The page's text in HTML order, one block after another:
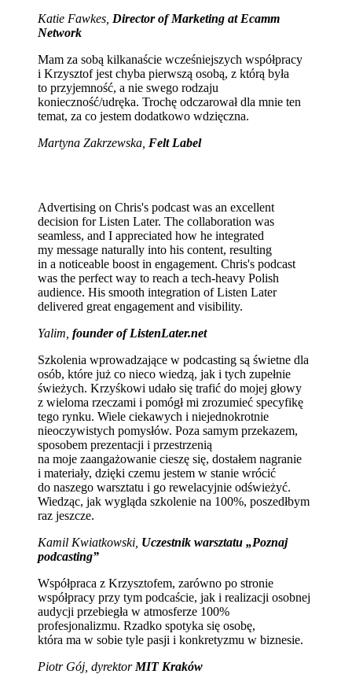
Katie Fawkes, Director of Marketing at Ecamm
Network
Mam za sobą kilkanaście wcześniejszych współpracy
i Krzysztof jest chyba pierwszą osobą, z którą była
to przyjemność, a nie swego rodzaju
konieczność/udręka. Trochę odczarował dla mnie ten
temat, za co jestem dodatkowo wdzięczna.
Martyna Zakrzewska, Felt Label
Advertising on Chris's podcast was an excellent
decision for Listen Later. The collaboration was
seamless, and I appreciated how he integrated
my message naturally into his content, resulting
in a noticeable boost in engagement. Chris's podcast
was the perfect way to reach a tech-heavy Polish
audience. His smooth integration of Listen Later
delivered great engagement and visibility.
Yalim, founder of ListenLater.net
Szkolenia wprowadzające w podcasting są świetne dla
osób, które już co nieco wiedzą, jak i tych zupełnie
świeżych. Krzyśkowi udało się trafić do mojej głowy
z wieloma rzeczami i pomógł mi zrozumieć specyfikę
tego rynku. Wiele ciekawych i niejednokrotnie
nieoczywistych pomysłów. Poza samym przekazem,
sposobem prezentacji i przestrzenią
na moje zaangażowanie cieszę się, dostałem nagranie
i materiały, dzięki czemu jestem w stanie wrócić
do naszego warsztatu i go rewelacyjnie odświeżyć.
Wiedząc, jak wygląda szkolenie na 100%, poszedłbym
raz jeszcze.
Kamil Kwiatkowski, Uczestnik warsztatu „Poznaj
podcasting”
Współpraca z Krzysztofem, zarówno po stronie
współpracy przy tym podcaście, jak i realizacji osobnej
audycji przebiegła w atmosferze 100%
profesjonalizmu. Rzadko spotyka się osobę,
która ma w sobie tyle pasji i konkretyzmu w biznesie.
Piotr Gój, dyrektorMIT Kraków